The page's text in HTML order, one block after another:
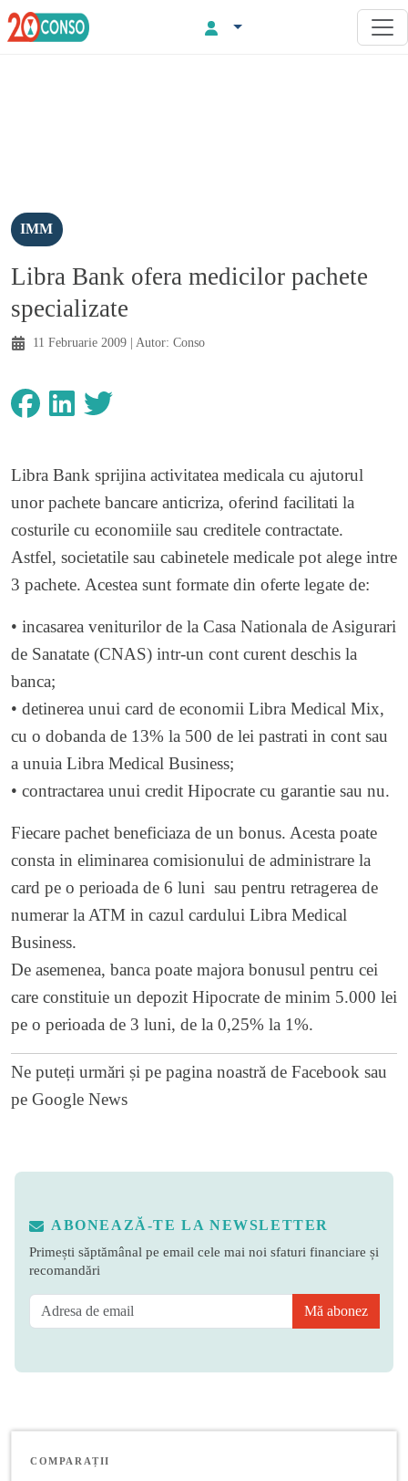
IMM
Libra Bank ofera medicilor pachete
specializate
11 Februarie 2009 | Autor: Conso
Libra Bank sprijina activitatea medicala cu ajutorul
unor pachete bancare anticriza, oferind facilitati la
costurile cu economiile sau creditele contractate.
Astfel, societatile sau cabinetele medicale pot alege intre
3 pachete. Acestea sunt formate din oferte legate de:
• incasarea veniturilor de la Casa Nationala de Asigurari
de Sanatate (CNAS) intr-un cont curent deschis la
banca;
• detinerea unui card de economii Libra Medical Mix,
cu o dobanda de 13% la 500 de lei pastrati in cont sau
a unuia Libra Medical Business;
• contractarea unui credit Hipocrate cu garantie sau nu.
Fiecare pachet beneficiaza de un bonus. Acesta poate
consta in eliminarea comisionului de administrare la
card pe o perioada de 6 luni sau pentru retragerea de
numerar la ATM in cazul cardului Libra Medical
Business.
De asemenea, banca poate majora bonusul pentru cei
care constituie un depozit Hipocrate de minim 5.000 lei
pe o perioada de 3 luni, de la 0,25% la 1%.
Ne puteți urmări și pe pagina noastră de Facebook sau
pe Google News
ABONEAZĂ-TE LA NEWSLETTER
Primești săptămânal pe email cele mai noi sfaturi financiare și
recomandări
Mă abonez
COMPARAȚII